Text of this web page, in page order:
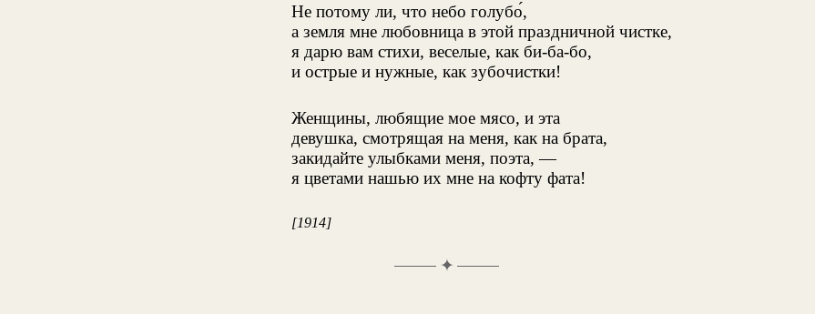
Не потому ли, что небо голубо́,
а земля мне любовница в этой праздничной чистке,
я дарю вам стихи, веселые, как би-ба-бо,
и острые и нужные, как зубочистки!
Женщины, любящие мое мясо, и эта
девушка, смотрящая на меня, как на брата,
закидайте улыбками меня, поэта, —
я цветами нашью их мне на кофту фата!
[1914]
✦